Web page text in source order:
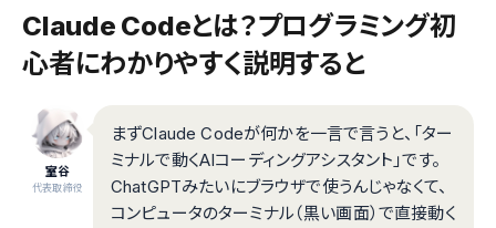
Claude Codeとは？プログラミング初
心者にわかりやすく説明すると
室谷
代表取締役
まずClaude Codeが何かを一言で言うと、「ター
ミナルで動くAIコーディングアシスタント」です。
ChatGPTみたいにブラウザで使うんじゃなくて、
コンピュータのターミナル（黒い画面）で直接動く